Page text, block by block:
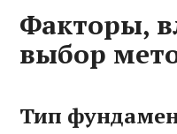
Факторы,
выбор
Тип